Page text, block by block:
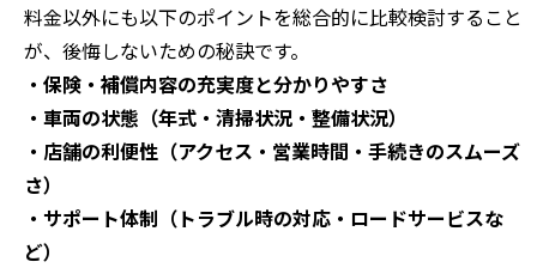
料金以外にも以下のポイントを総合的に比較検討すること
が、後悔しないための秘訣です。
・保険・補償内容の充実度と分かりやすさ
・車両の状態（年式・清掃状況・整備状況）
・店舗の利便性（アクセス・営業時間・手続きのスムーズ
さ）
・サポート体制（トラブル時の対応・ロードサービスな
ど）